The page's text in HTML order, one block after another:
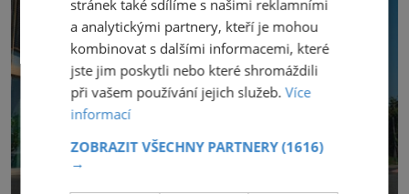
stránek také sdílíme s našimi reklamními
a analytickými partnery, kteří je mohou
kombinovat s dalšími informacemi, které
jste jim poskytli nebo které shromáždili
při vašem používání jejich služeb.Více
informací
ZOBRAZIT VŠECHNY PARTNERY(1616)
→